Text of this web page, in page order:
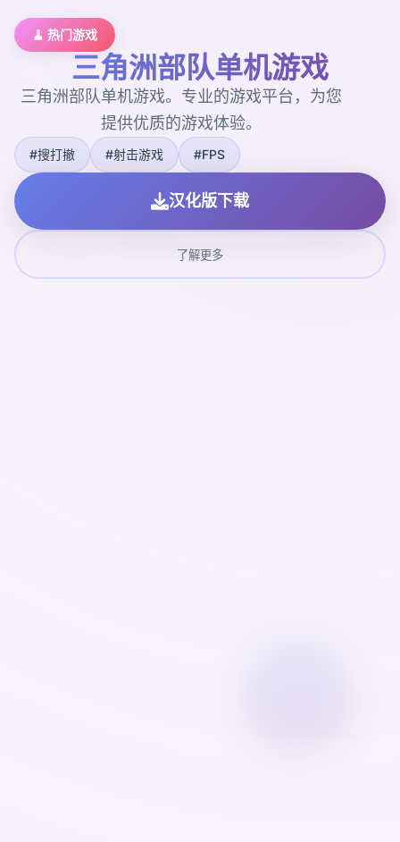
🧹 热门游戏
三角洲部队单机游戏
三角洲部队单机游戏。专业的游戏平台，为您
提供优质的游戏体验。
#搜打撤 #射击游戏 #FPS
汉化版下载
了解更多